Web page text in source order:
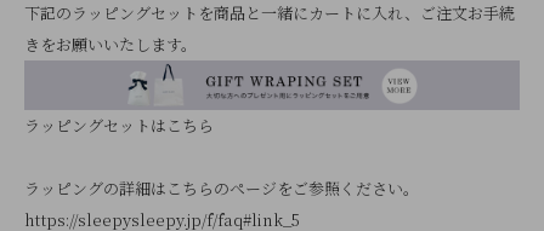
下記のラッピングセットを商品と一緒にカートに入れ、ご注文お手続
きをお願いいたします。
ラッピングセットはこちら
ラッピングの詳細はこちらのページをご参照ください。
https://sleepysleepy.jp/f/faq#link_5